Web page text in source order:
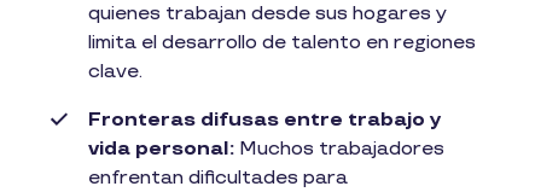
quienes trabajan desde sus hogares y
limita el desarrollo de talento en regiones
clave.
Fronteras difusas entre trabajo y
vida personal: Muchos trabajadores
enfrentan dificultades para